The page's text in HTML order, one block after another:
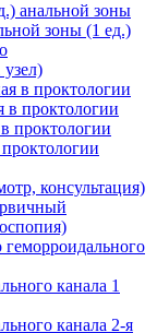
анальной зоны
зоны (1 ед.)
узел)
в проктологии
в проктологии
проктологии
консультация)
канала 1
канала 2-я